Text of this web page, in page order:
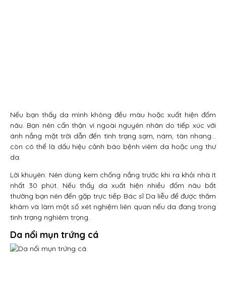
Nếu bạn thấy da mình không đều màu hoặc xuất hiện đốm
nâu. Bạn nên cẩn thận vì ngoài nguyên nhân do tiếp xúc với
ánh nắng mặt trời dẫn đến tình trạng sạm, nám, tàn nhang…
còn có thể là dấu hiệu cảnh báo bệnh viêm da hoặc ung thư
da.
Lời khuyên: Nên dùng kem chống nắng trước khi ra khỏi nhà ít
nhất 30 phút. Nếu thấy da xuất hiện nhiều đốm nâu bất
thường bạn nên đến gặp trực tiếp Bác sĩ Da liễu để được thăm
khám và làm một số xét nghiệm liên quan nếu da đang trong
tình trạng nghiêm trọng.
Da nổi mụn trứng cá